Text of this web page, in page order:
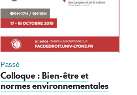
Passé
Colloque : Bien-être et
normes environnementales